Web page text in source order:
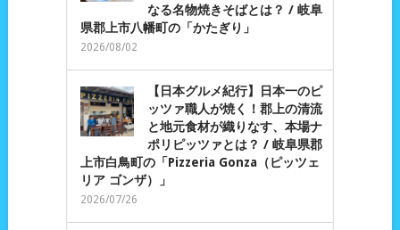
なる名物焼きそばとは？ / 岐阜
県郡上市八幡町の「かたぎり」
2026/08/02
【日本グルメ紀行】日本一のピ
ッツァ職人が焼く！郡上の清流
と地元食材が織りなす、本場ナ
ポリピッツァとは？ / 岐阜県郡
上市白鳥町の「Pizzeria Gonza（ピッツェ
リア ゴンザ）」
2026/07/26